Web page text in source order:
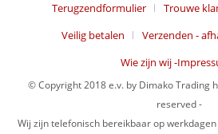
Terugzendformulier
Trouwe
Veilig betalen
Verzenden -
Wie zijn wij -
© Copyright 2018 e.v. by Dimako Trading
reserved -
Wij zijn telefonisch bereikbaar op